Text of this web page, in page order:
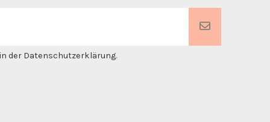
der Datenschutzerklärung.